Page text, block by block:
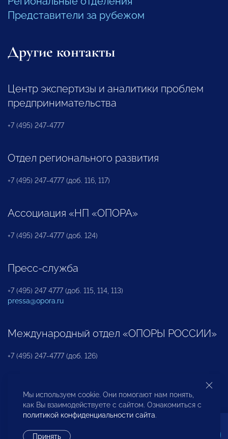
Представители за рубежом
Другие контакты
Центр экспертизы и аналитики проблем
предпринимательства
+7 (495) 247-4777
Отдел регионального развития
+7 (495) 247-4777 (доб. 116, 117)
Ассоциация «НП «ОПОРА»
+7 (495) 247-4777 (доб. 124)
Пресс-служба
+7 (495) 247 4777 (доб. 115, 114, 113)
pressa@opora.ru
Международный отдел «ОПОРЫ РОССИИ»
+7 (495) 247-4777 (доб. 126)
Бюро по защите прав предпринимателей и
инвесторов
Мы используем cookie. Они помогают нам понять,
как Вы взаимодействуете с сайтом. Ознакомиться с
политикой конфиденциальности сайта.
Принять